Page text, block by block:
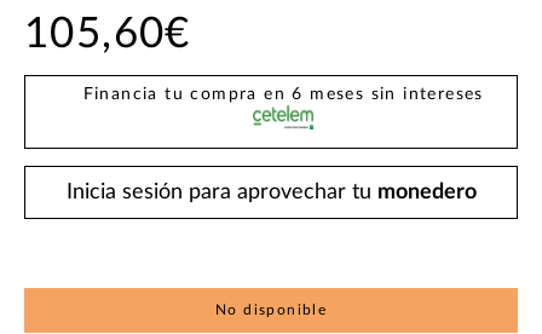
105,60€
Financia tu compra en 6 meses sin intereses
Inicia sesión para aprovechar tu monedero
No disponible